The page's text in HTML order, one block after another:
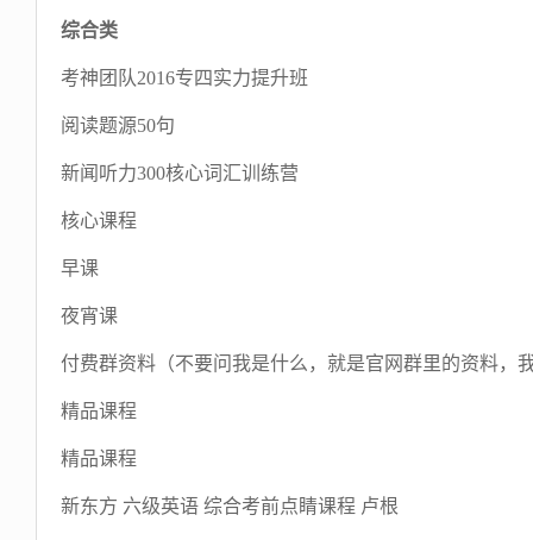
综合类
考神团队2016专四实力提升班
阅读题源50句
新闻听力300核心词汇训练营
核心课程
早课
夜宵课
付费群资料（不要问我是什么，就是官网群里的资料，
精品课程
精品课程
新东方 六级英语 综合考前点睛课程 卢根